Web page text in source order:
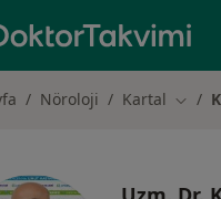
Nöroloji Kartal Şehir